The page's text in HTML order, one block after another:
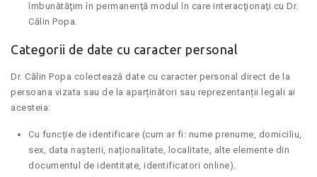
îmbunătăţim în permanenţă modul în care interacţionaţi cu Dr.
Călin Popa.
Categorii de date cu caracter personal
Dr. Călin Popa colectează date cu caracter personal direct de la
persoana vizata sau de la aparținători sau reprezentanții legali ai
acesteia:
Cu funcție de identificare (cum ar fi: nume prenume, domiciliu,
sex, data nașterii, naționalitate, localitate, alte elemente din
documentul de identitate, identificatori online).